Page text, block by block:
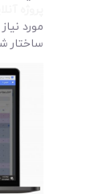
مورد
ساختار